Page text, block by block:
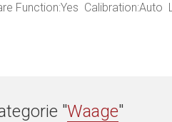
Function:Yes Calibration:Auto
"Waage"